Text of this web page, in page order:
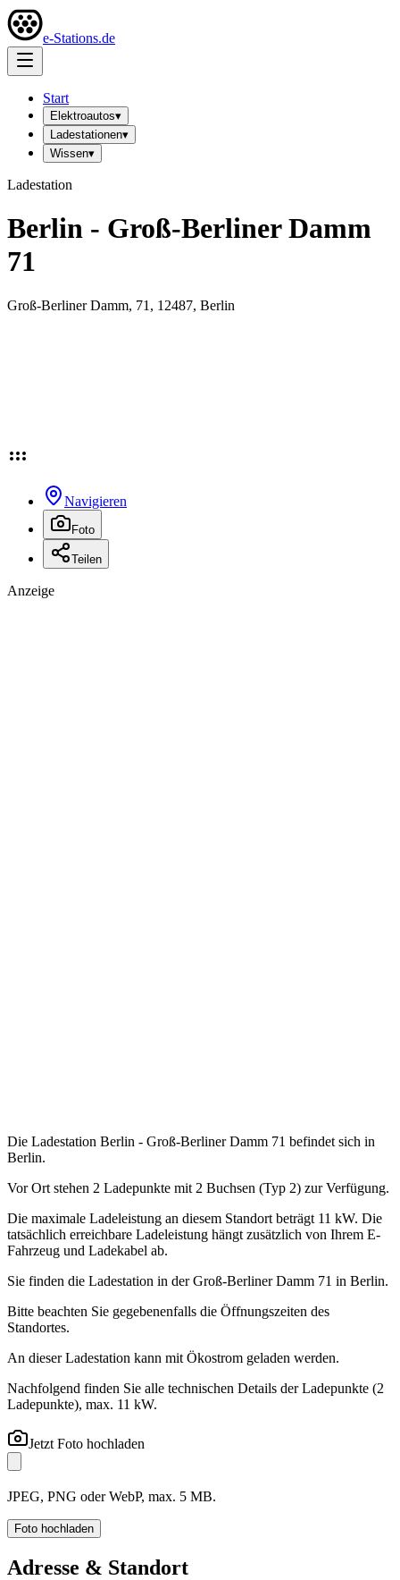
e-Stations.de
Start
Elektroautos▾
Ladestationen▾
Wissen▾
Ladestation
Berlin - Groß-Berliner Damm
71
Groß-Berliner Damm, 71, 12487, Berlin
Navigieren
Foto
Teilen
Anzeige
Die Ladestation Berlin - Groß-Berliner Damm 71 befindet sich in
Berlin.
Vor Ort stehen 2 Ladepunkte mit 2 Buchsen (Typ 2) zur Verfügung.
Die maximale Ladeleistung an diesem Standort beträgt 11 kW. Die
tatsächlich erreichbare Ladeleistung hängt zusätzlich von Ihrem E-
Fahrzeug und Ladekabel ab.
Sie finden die Ladestation in der Groß-Berliner Damm 71 in Berlin.
Bitte beachten Sie gegebenenfalls die Öffnungszeiten des
Standortes.
An dieser Ladestation kann mit Ökostrom geladen werden.
Nachfolgend finden Sie alle technischen Details der Ladepunkte (2
Ladepunkte), max. 11 kW.
Jetzt Foto hochladen
JPEG, PNG oder WebP, max. 5 MB.
Foto hochladen
Adresse & Standort